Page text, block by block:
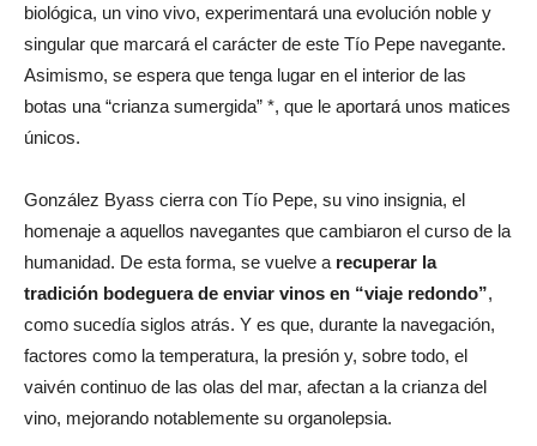
biológica, un vino vivo, experimentará una evolución noble y
singular que marcará el carácter de este Tío Pepe navegante.
Asimismo, se espera que tenga lugar en el interior de las
botas una “crianza sumergida” *, que le aportará unos matices
únicos.
González Byass cierra con Tío Pepe, su vino insignia, el
homenaje a aquellos navegantes que cambiaron el curso de la
humanidad. De esta forma, se vuelve a recuperar la
tradición bodeguera de enviar vinos en “viaje redondo”,
como sucedía siglos atrás. Y es que, durante la navegación,
factores como la temperatura, la presión y, sobre todo, el
vaivén continuo de las olas del mar, afectan a la crianza del
vino, mejorando notablemente su organolepsia.